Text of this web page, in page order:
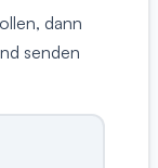
dann
senden